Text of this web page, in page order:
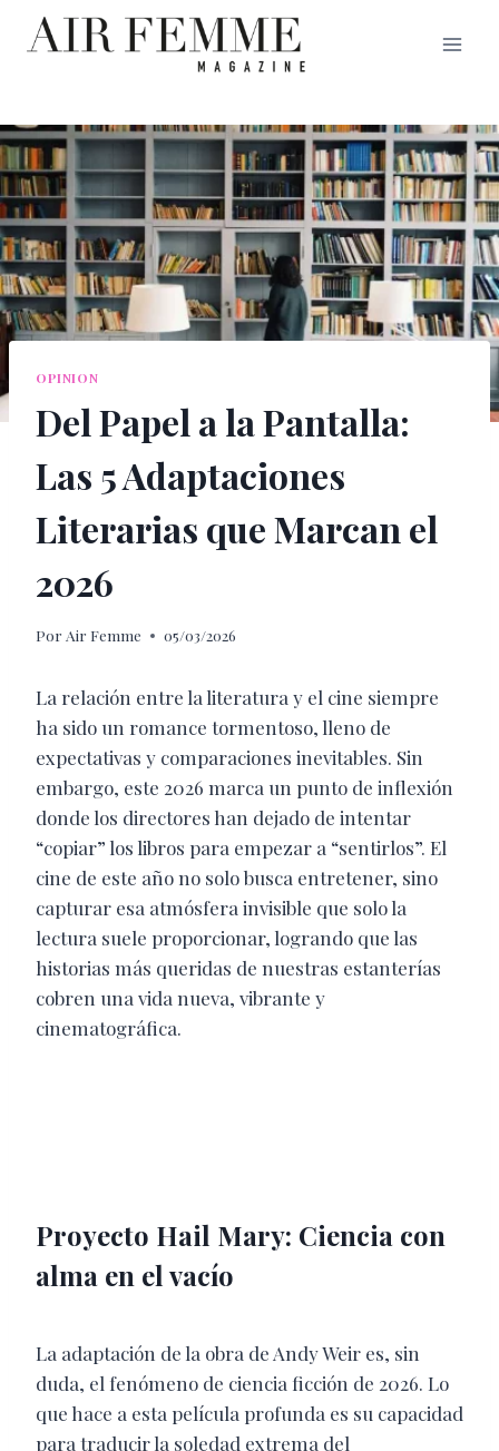
Saltar
OPINION
Del Papel a la Pantalla:
Las 5 Adaptaciones
Literarias que Marcan el
2026
Por Air Femme 05/03/2026
La relación entre la literatura y el cine siempre
ha sido un romance tormentoso, lleno de
expectativas y comparaciones inevitables. Sin
embargo, este 2026 marca un punto de inflexión
donde los directores han dejado de intentar
“copiar” los libros para empezar a “sentirlos”. El
cine de este año no solo busca entretener, sino
capturar esa atmósfera invisible que solo la
lectura suele proporcionar, logrando que las
historias más queridas de nuestras estanterías
cobren una vida nueva, vibrante y
cinematográfica.
Proyecto Hail Mary: Ciencia con
alma en el vacío
La adaptación de la obra de Andy Weir es, sin
duda, el fenómeno de ciencia ficción de 2026. Lo
que hace a esta película profunda es su capacidad
para traducir la soledad extrema del